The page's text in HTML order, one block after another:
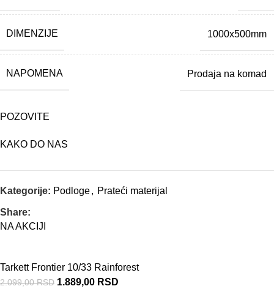
DIMENZIJE 1000x500mm
NAPOMENA Prodaja na komad
POZOVITE
KAKO DO NAS
Kategorije: Podloge, Prateći materijal
Share:
NA AKCIJI
Tarkett Frontier 10/33 Rainforest
2.099,00RSD 1.889,00 RSD